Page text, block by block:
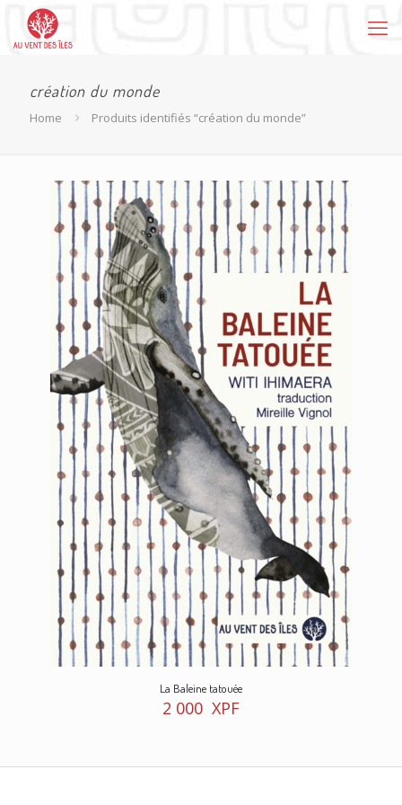
création du monde
Home Produits identifiés “création du monde”
La Baleine tatouée
2 000 XPF